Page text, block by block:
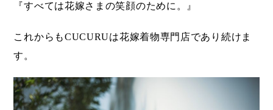
『すべては花嫁さまの笑顔のために。』
これからもCUCURUは花嫁着物専門店であり続けま
す。